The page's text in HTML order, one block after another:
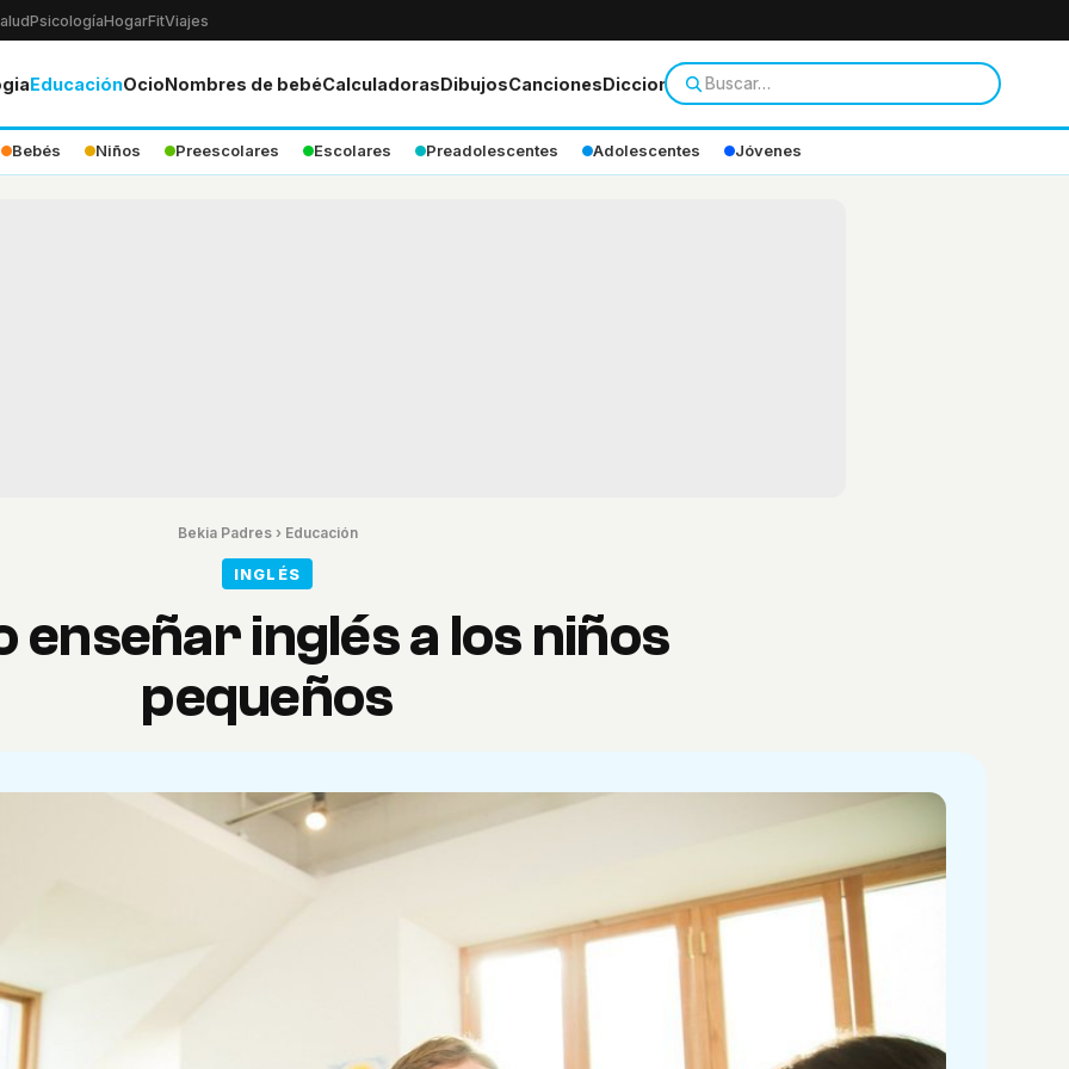
PsicologíaHogarFitViajes
EducaciónOcioNombres de bebéCalculadorasDibujosCancionesDiccionario
Bebés Niños Preescolares Escolares Preadolescentes Adolescentes Jóvenes
Bekia Padres› Educación
INGLÉS
enseñar inglés a los niños
pequeños